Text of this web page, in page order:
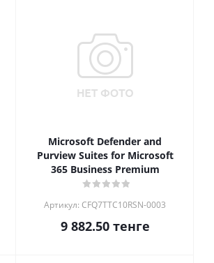
Microsoft Defender and
Purview Suites for Microsoft
365 Business Premium
Артикул: CFQ7TTC10RSN-0003
9 882.50тенге